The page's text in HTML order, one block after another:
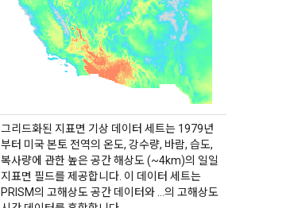
그리드화된 지표면 기상 데이터 세트는 1979년
부터 미국 본토 전역의 온도, 강수량, 바람, 습도,
복사량에 관한 높은 공간 해상도 (~4km)의 일일
지표면 필드를 제공합니다. 이 데이터 세트는
PRISM의 고해상도 공간 데이터와 …의 고해상도